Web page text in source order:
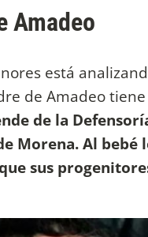
Amadeo
está
de Amadeo
de la
Morena. Al bebé
sus